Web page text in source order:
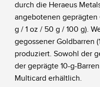
durch die Heraeus
angebotenen geprägten
g / 1 oz / 50 g / 100 g).
gegossener Goldbarren
produziert. Sowohl der
der geprägte 10-g-
Multicard erhältlich.